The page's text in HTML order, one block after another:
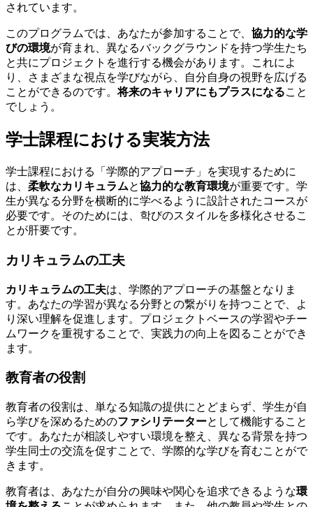
されています。
このプログラムでは、あなたが参加することで、 協力的な学
びの環境が育まれ、異なるバックグラウンドを持つ学生たち
と共にプロジェクトを進行する機会があります。これによ
り、さまざまな視点を学びながら、自分自身の視野を広げる
ことができるのです。将来のキャリアにもプラスになること
でしょう。
学士課程における実装方法
学士課程における「学際的アプローチ」を実現するために
は、 柔軟なカリキュラムと協力的な教育環境が重要です。学
生が異なる分野を横断的に学べるように設計されたコースが
必要です。そのためには、학びのスタイルを多様化させるこ
とが肝要です。
カリキュラムの工夫
カリキュラムの工夫は、学際的アプローチの基盤となりま
す。あなたの学習が異なる分野との繋がりを持つことで、よ
り深い理解を促進します。プロジェクトベースの学習やチー
ムワークを重視することで、実践力の向上を図ることができ
ます。
教育者の役割
教育者の役割は、単なる知識の提供にとどまらず、学生が自
ら学びを深めるためのファシリテーターとして機能すること
です。あなたが相談しやすい環境を整え、異なる背景を持つ
学生同士の交流を促すことで、学際的な学びを育むことがで
きます。
教育者は、あなたが自分の興味や関心を追求できるような環